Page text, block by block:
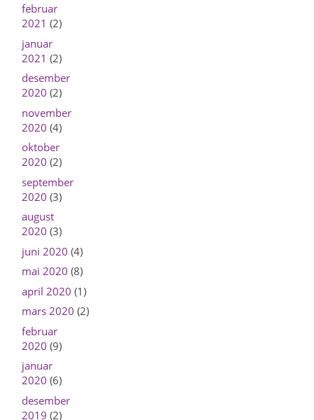
februar
2021 (2)
januar
2021 (2)
desember
2020 (2)
november
2020 (4)
oktober
2020 (2)
september
2020 (3)
august
2020 (3)
juni 2020 (4)
mai 2020 (8)
april 2020 (1)
mars 2020 (2)
februar
2020 (9)
januar
2020 (6)
desember
2019 (2)